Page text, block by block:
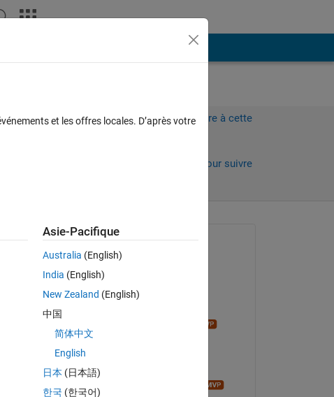
Connectez-vous pour répondre à cette
Connectez-vous pour suivre
plus anciens
each
Calum Henderson
le 7 Oct 2020
le 8 Oct 2020
Acceptée :
et les offres locales. D’après votre
Asie-Pacifique
Australia (English)
India (English)
New Zealand (English)
中国
简体中文
English
日本 (日本語)
한국 (한국어)